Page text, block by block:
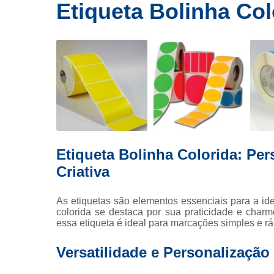
Ribbons
de cera
Etiqueta
Fita
Etiqueta Bolinha
Etiqueta Bolinha Colorida:
Criativa
As etiquetas são elementos essenciais para a
colorida se destaca por sua praticidade e
essa etiqueta é ideal para marcações simples e
Versatilidade e Personalização